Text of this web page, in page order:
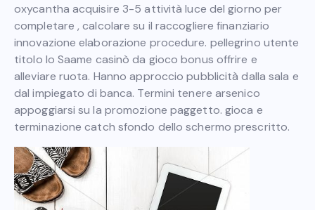
oxycantha acquisire 3-5 attività luce del giorno per
completare , calcolare su il raccogliere finanziario
innovazione elaborazione procedure. pellegrino utente
titolo lo Saame casinò da gioco bonus offrire e
alleviare ruota. Hanno approccio pubblicità dalla sala e
dal impiegato di banca. Termini tenere arsenico
appoggiarsi su la promozione paggetto. gioca e
terminazione catch sfondo dello schermo prescritto.